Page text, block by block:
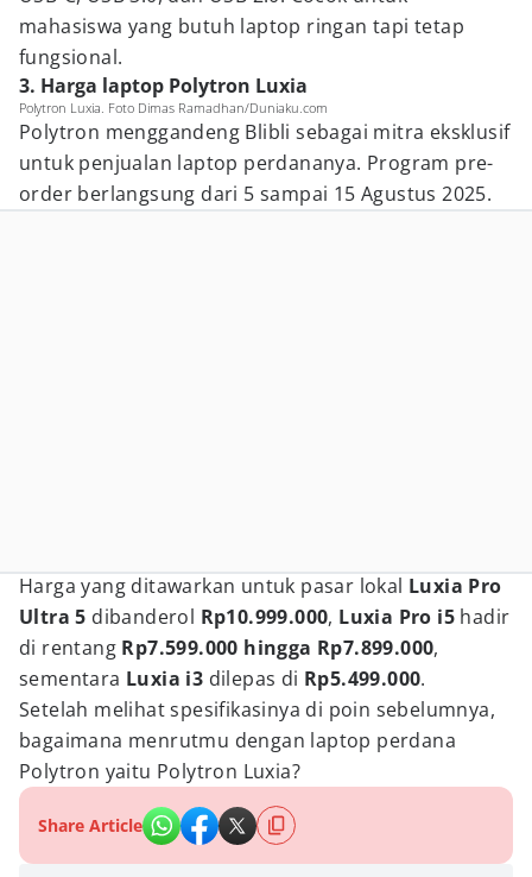
mahasiswa yang butuh laptop ringan tapi tetap
fungsional.
3. Harga laptop Polytron Luxia
Polytron Luxia. Foto Dimas Ramadhan/Duniaku.com
Polytron menggandeng Blibli sebagai mitra eksklusif
untuk penjualan laptop perdananya. Program pre-
order berlangsung dari 5 sampai 15 Agustus 2025.
Harga yang ditawarkan untuk pasar lokal Luxia Pro
Ultra 5 dibanderol Rp10.999.000, Luxia Pro i5 hadir
di rentang Rp7.599.000 hingga Rp7.899.000,
sementara Luxia i3 dilepas di Rp5.499.000.
Setelah melihat spesifikasinya di poin sebelumnya,
bagaimana menrutmu dengan laptop perdana
Polytron yaitu Polytron Luxia?
Share Article